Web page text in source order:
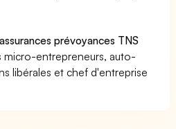
prévoyances TNS
micro-entrepreneurs, auto-
libérales et chef d'entreprise